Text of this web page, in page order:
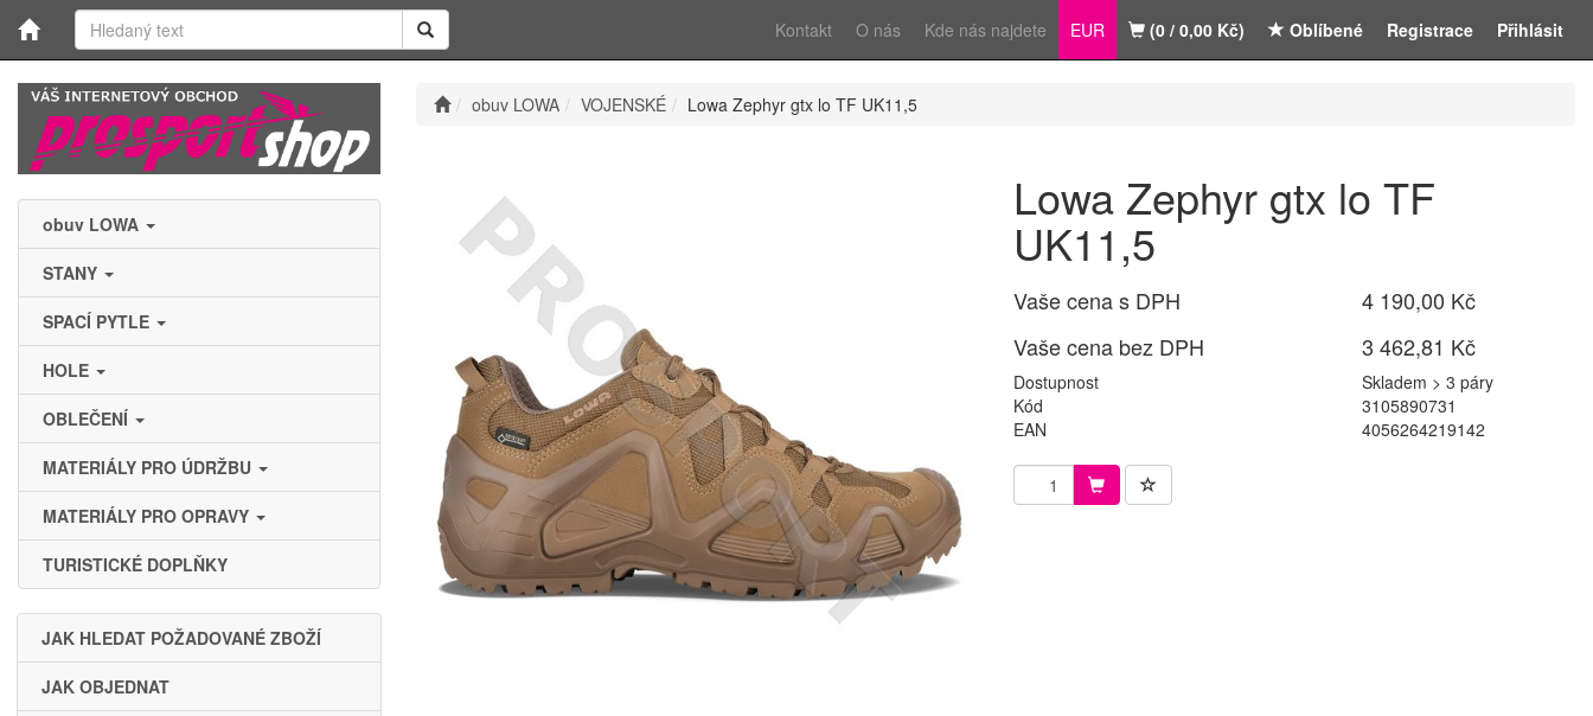
Registrace Přihlásit
Kontakt O nás Kde nás najdete EUR (0 / 0,00 Kč) Oblíbené
obuv LOWA
STANY
SPACÍ PYTLE
HOLE
OBLEČENÍ
MATERIÁLY PRO ÚDRŽBU
MATERIÁLY PRO OPRAVY
TURISTICKÉ DOPLŇKY
JAK HLEDAT POŽADOVANÉ ZBOŽÍ
JAK OBJEDNAT
obuv LOWA VOJENSKÉ Lowa Zephyr gtx lo TF UK11,5
Lowa Zephyr gtx lo TF
UK11,5
Vaše cena s DPH
4 190,00 Kč
Vaše cena bez DPH
3 462,81 Kč
Dostupnost
Skladem > 3 páry
Kód
3105890731
EAN
4056264219142